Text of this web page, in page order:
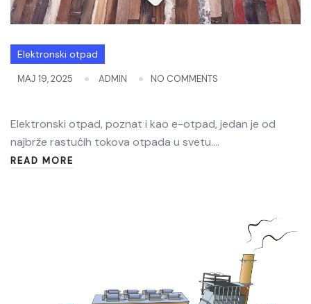
Elektronski otpad
МАЈ 19, 2025 ADMIN NO COMMENTS
Elektronski otpad, poznat i kao e-otpad, jedan je od
najbrže rastućih tokova otpada u svetu.…
READ MORE